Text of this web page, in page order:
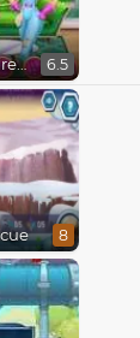
Girls Fix It : Audrey Spring Cleaning 6.5
8